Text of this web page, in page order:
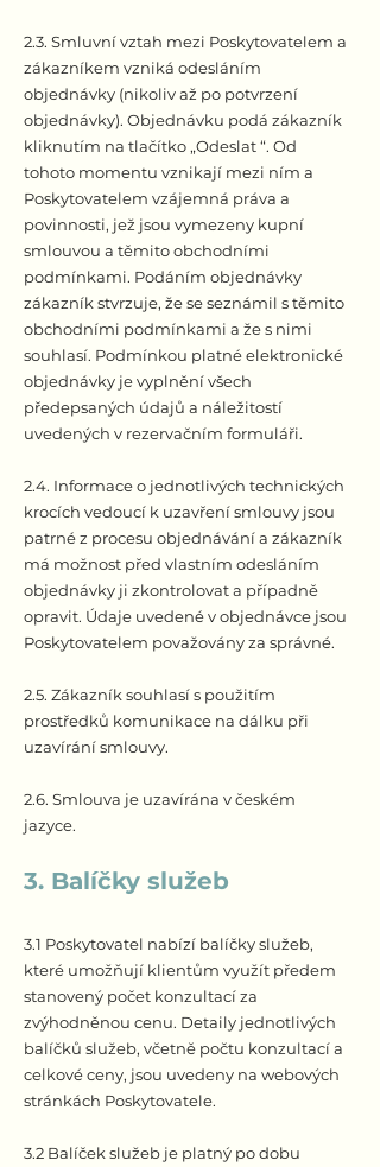
2.3. Smluvní vztah mezi Poskytovatelem a
zákazníkem vzniká odesláním
objednávky (nikoliv až po potvrzení
objednávky). Objednávku podá zákazník
kliknutím na tlačítko „Odeslat “. Od
tohoto momentu vznikají mezi ním a
Poskytovatelem vzájemná práva a
povinnosti, jež jsou vymezeny kupní
smlouvou a těmito obchodními
podmínkami. Podáním objednávky
zákazník stvrzuje, že se seznámil s těmito
obchodními podmínkami a že s nimi
souhlasí. Podmínkou platné elektronické
objednávky je vyplnění všech
předepsaných údajů a náležitostí
uvedených v rezervačním formuláři.
2.4. Informace o jednotlivých technických
krocích vedoucí k uzavření smlouvy jsou
patrné z procesu objednávání a zákazník
má možnost před vlastním odesláním
objednávky ji zkontrolovat a případně
opravit. Údaje uvedené v objednávce jsou
Poskytovatelem považovány za správné.
2.5. Zákazník souhlasí s použitím
prostředků komunikace na dálku při
uzavírání smlouvy.
2.6. Smlouva je uzavírána v českém
jazyce.
​3. Balíčky služeb
3.1 Poskytovatel nabízí balíčky služeb,
které umožňují klientům využít předem
stanovený počet konzultací za
zvýhodněnou cenu. Detaily jednotlivých
balíčků služeb, včetně počtu konzultací a
celkové ceny, jsou uvedeny na webových
stránkách Poskytovatele.
3.2 Balíček služeb je platný po dobu